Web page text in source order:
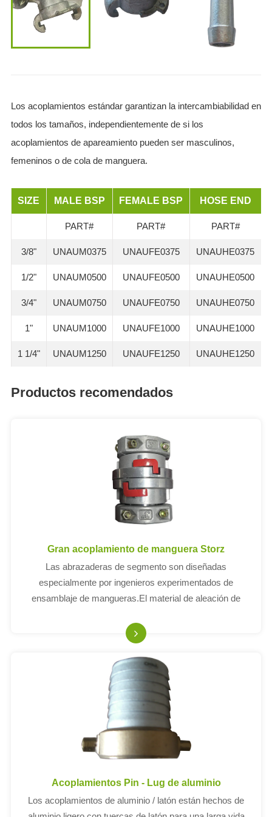
Los acoplamientos estándar garantizan la intercambiabilidad en
todos los tamaños, independientemente de si los
acoplamientos de apareamiento pueden ser masculinos,
femeninos o de cola de manguera.
SIZE MALE BSP FEMALE BSP HOSE END
PART# PART# PART#
3/8" UNAUM0375 UNAUFE0375 UNAUHE0375
1/2" UNAUM0500 UNAUFE0500 UNAUHE0500
3/4" UNAUM0750 UNAUFE0750 UNAUHE0750
1" UNAUM1000 UNAUFE1000 UNAUHE1000
1 1/4" UNAUM1250 UNAUFE1250 UNAUHE1250
Productos recomendados
Gran acoplamiento de manguera Storz
Las abrazaderas de segmento son diseñadas
especialmente por ingenieros experimentados de
ensamblaje de mangueras.El material de aleación de
lo que garantiza la resistencia y la resistencia a la
Acoplamientos Pin - Lug de aluminio
Los acoplamientos de aluminio / latón están hechos de